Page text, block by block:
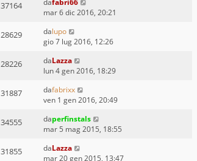
37164 dafabri66
mar 6 dic 2016, 20:21
28629 dalupo
gio 7 lug 2016, 12:26
28226 daLazza
lun 4 gen 2016, 18:29
31887 dafabrixx
ven 1 gen 2016, 20:49
34555 daperfinstals
mar 5 mag 2015, 18:55
31855 daLazza
mar 20 gen 2015, 13:47